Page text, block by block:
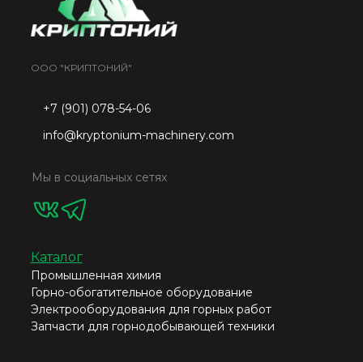
+7 (901) 078-54-06
info@kryptonium-machinery.com
Каталог
Промышленная химия
Горно-обогатительное оборудование
Электрооборудования для горных работ
Запчасти для горнодобывающей техники
Мы в социальных сетях
ООО "КРИПТОНИЙ"